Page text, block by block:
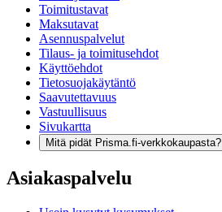
Toimitustavat
Maksutavat
Asennuspalvelut
Tilaus- ja toimitusehdot
Käyttöehdot
Tietosuojakäytäntö
Saavutettavuus
Vastuullisuus
Sivukartta
Mitä pidät Prisma.fi-verkkokaupasta?
Asiakaspalvelu